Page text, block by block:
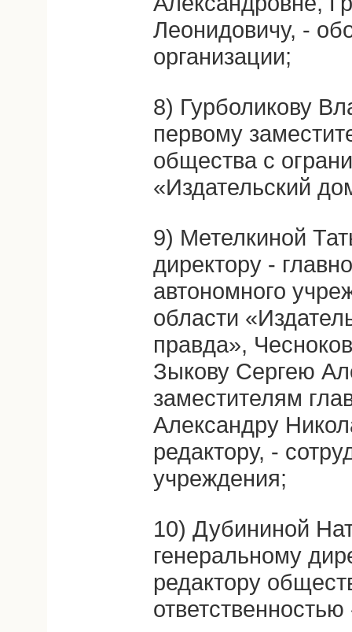
Леонидовичу, -
организации;
8) Гурболикову
первому
общества с
«Издательский
9) Метелкиной
директору -
автономного
области
правда»,
Зыкову Сергею
заместителям
Александру
редактору, -
учреждения;
10) Дубининой
генеральному
редактору